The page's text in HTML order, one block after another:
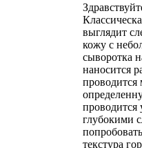
выглядит
кожу с
сыворотка
наносится
проводится
глубокими
текстура